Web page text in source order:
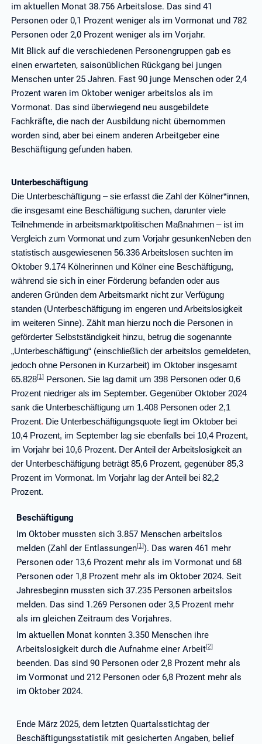
im aktuellen Monat 38.756 Arbeitslose. Das sind 41
Personen oder 0,1 Prozent weniger als im Vormonat und 782
Personen oder 2,0 Prozent weniger als im Vorjahr.
Mit Blick auf die verschiedenen Personengruppen gab es
einen erwarteten, saisonüblichen Rückgang bei jungen
Menschen unter 25 Jahren. Fast 90 junge Menschen oder 2,4
Prozent waren im Oktober weniger arbeitslos als im
Vormonat. Das sind überwiegend neu ausgebildete
Fachkräfte, die nach der Ausbildung nicht übernommen
worden sind, aber bei einem anderen Arbeitgeber eine
Beschäftigung gefunden haben.
Unterbeschäftigung
Die Unterbeschäftigung – sie erfasst die Zahl der Kölner*innen,
die insgesamt eine Beschäftigung suchen, darunter viele
Teilnehmende in arbeitsmarktpolitischen Maßnahmen – ist im
Vergleich zum Vormonat und zum Vorjahr gesunkenNeben den
statistisch ausgewiesenen 56.336 Arbeitslosen suchten im
Oktober 9.174 Kölnerinnen und Kölner eine Beschäftigung,
während sie sich in einer Förderung befanden oder aus
anderen Gründen dem Arbeitsmarkt nicht zur Verfügung
standen (Unterbeschäftigung im engeren und Arbeitslosigkeit
im weiteren Sinne). Zählt man hierzu noch die Personen in
geförderter Selbstständigkeit hinzu, betrug die sogenannte
„Unterbeschäftigung“ (einschließlich der arbeitslos gemeldeten,
jedoch ohne Personen in Kurzarbeit) im Oktober insgesamt
65.828[1] Personen. Sie lag damit um 398 Personen oder 0,6
Prozent niedriger als im September. Gegenüber Oktober 2024
sank die Unterbeschäftigung um 1.408 Personen oder 2,1
Prozent. Die Unterbeschäftigungsquote liegt im Oktober bei
10,4 Prozent, im September lag sie ebenfalls bei 10,4 Prozent,
im Vorjahr bei 10,6 Prozent. Der Anteil der Arbeitslosigkeit an
der Unterbeschäftigung beträgt 85,6 Prozent, gegenüber 85,3
Prozent im Vormonat. Im Vorjahr lag der Anteil bei 82,2
Prozent.
Beschäftigung
Im Oktober mussten sich 3.857 Menschen arbeitslos
melden (Zahl der Entlassungen[1]). Das waren 461 mehr
Personen oder 13,6 Prozent mehr als im Vormonat und 68
Personen oder 1,8 Prozent mehr als im Oktober 2024. Seit
Jahresbeginn mussten sich 37.235 Personen arbeitslos
melden. Das sind 1.269 Personen oder 3,5 Prozent mehr
als im gleichen Zeitraum des Vorjahres.
Im aktuellen Monat konnten 3.350 Menschen ihre
Arbeitslosigkeit durch die Aufnahme einer Arbeit[2]
beenden. Das sind 90 Personen oder 2,8 Prozent mehr als
im Vormonat und 212 Personen oder 6,8 Prozent mehr als
im Oktober 2024.
Ende März 2025, dem letzten Quartalsstichtag der
Beschäftigungsstatistik mit gesicherten Angaben, belief